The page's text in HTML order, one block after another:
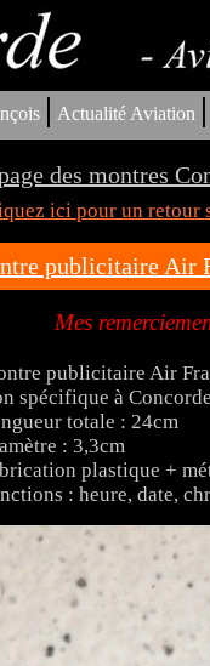
| Actualité Aviation |
des montres
ici pour un retour
publicitaire Air
Mes
publicitaire Air
spécifique à
totale : 24cm
: 3,3cm
plastique +
: heure, date,